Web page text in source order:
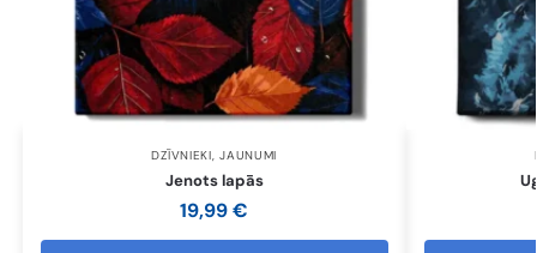
DZĪVNIEKI,JAUNUMI
Jenots lapās
19,99€